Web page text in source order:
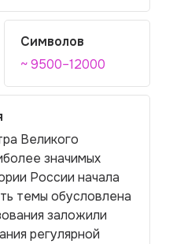
Символов
~ 9500–12000
Великого
значимых
России начала
темы обусловлена
заложили
регулярной